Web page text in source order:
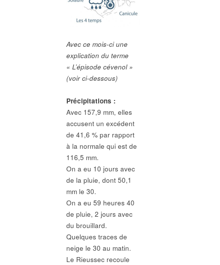
Avec ce mois-ci une
explication du terme
« L’épisode cévenol »
(voir ci-dessous)
Précipitations :
Avec 157,9 mm, elles
accusent un excédent
de 41,6 % par rapport
à la normale qui est de
116,5 mm.
On a eu 10 jours avec
de la pluie, dont 50,1
mm le 30.
On a eu 59 heures 40
de pluie, 2 jours avec
du brouillard.
Quelques traces de
neige le 30 au matin.
Le Rieussec recoule